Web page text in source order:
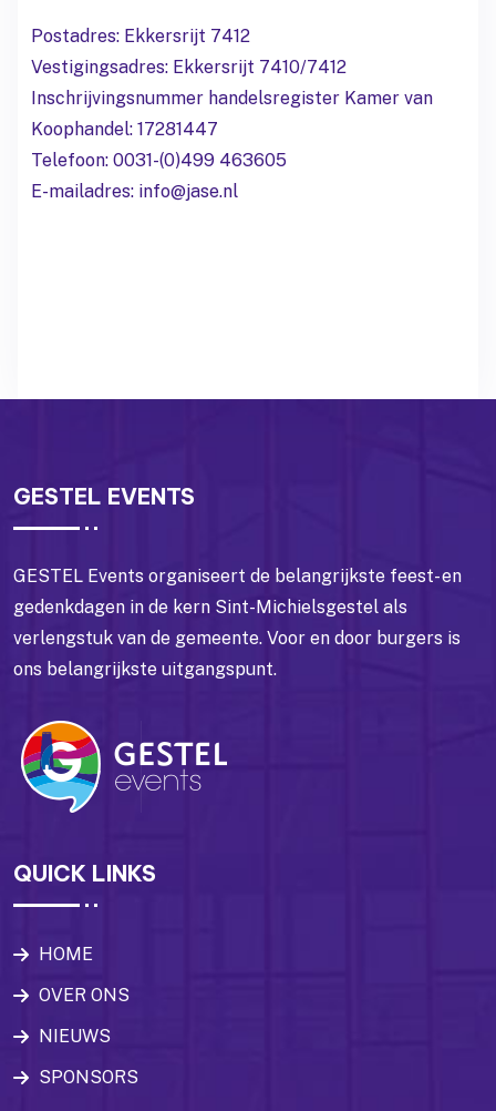
Postadres: Ekkersrijt 7412
Vestigingsadres: Ekkersrijt 7410/7412
Inschrijvingsnummer handelsregister Kamer van
Koophandel: 17281447
Telefoon: 0031-(0)499 463605
E-mailadres: info@jase.nl
GESTEL EVENTS
GESTEL Events organiseert de belangrijkste feest- en
gedenkdagen in de kern Sint-Michielsgestel als
verlengstuk van de gemeente. Voor en door burgers is
ons belangrijkste uitgangspunt.
QUICK LINKS
HOME
OVER ONS
NIEUWS
SPONSORS